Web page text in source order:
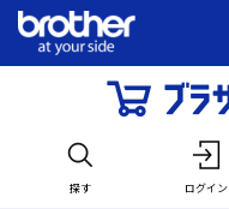
探す ログイン